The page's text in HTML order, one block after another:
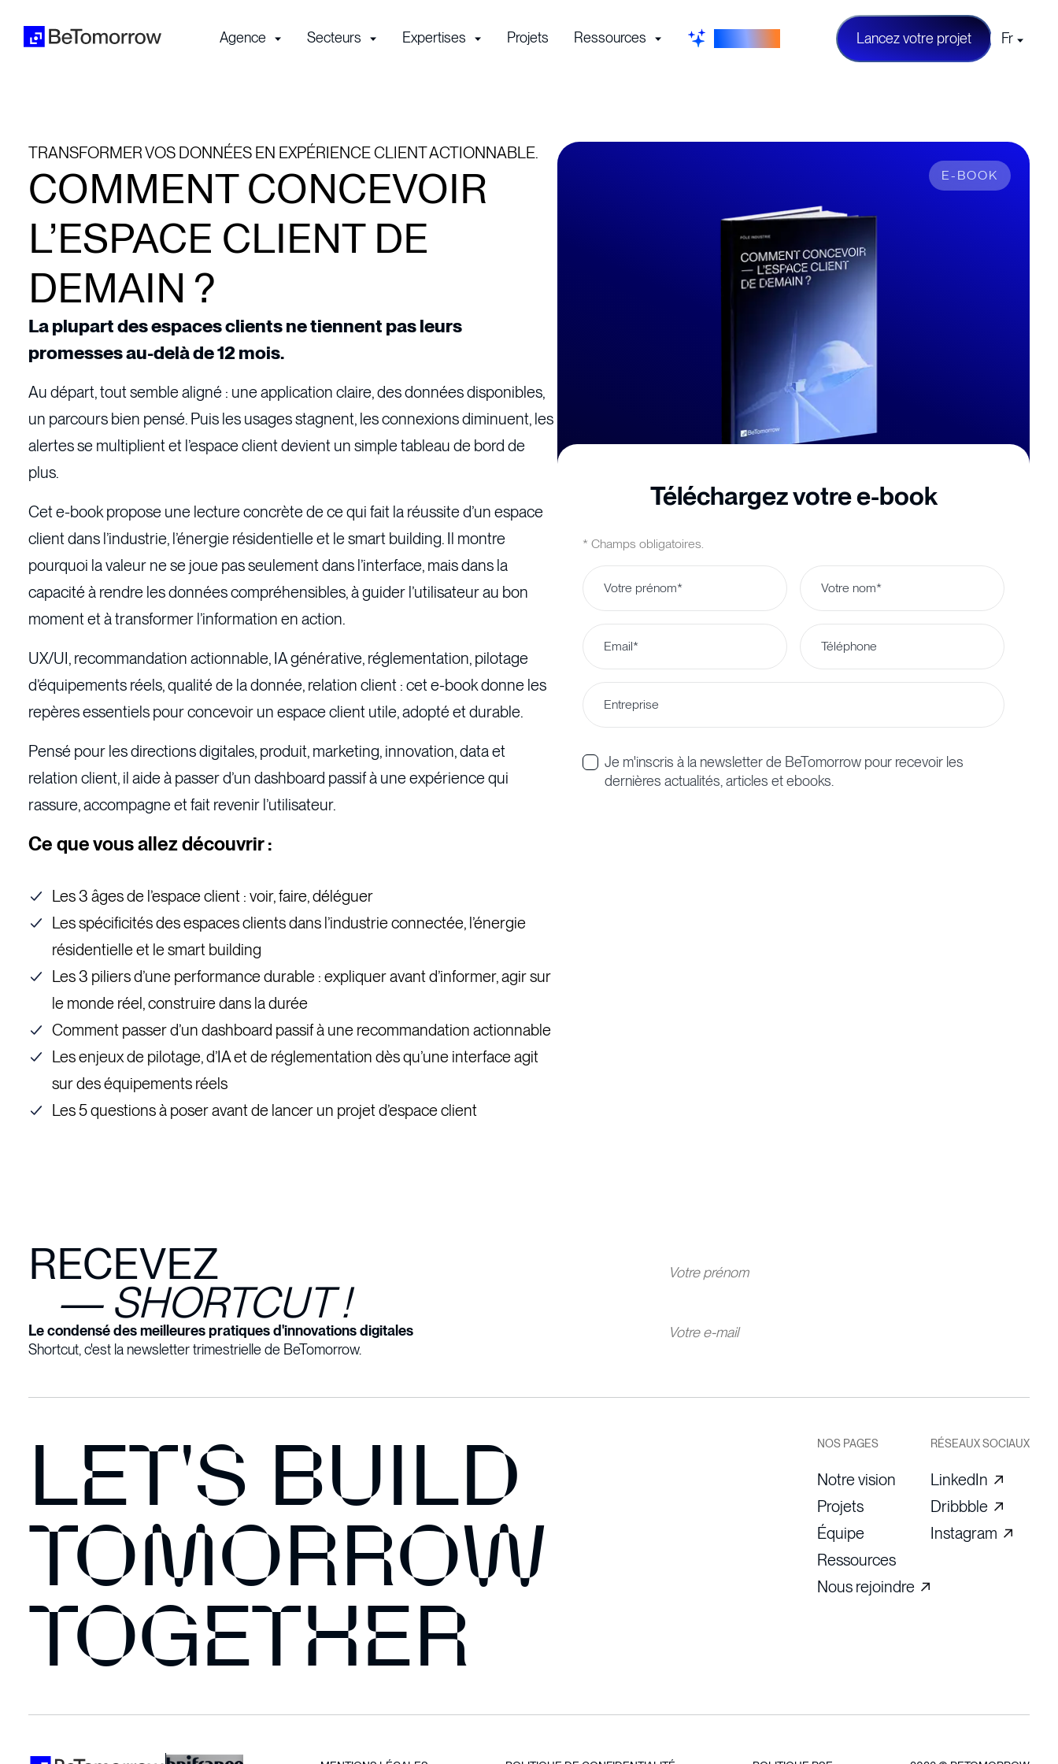
Agence Secteurs Expertises Projets Ressources Lancezvotreprojet Fr
TRANSFORMER VOS DONNÉES EN EXPÉRIENCE CLIENT ACTIONNABLE.
COMMENT CONCEVOIR
L’ESPACE CLIENT DE
DEMAIN ?
La plupart des espaces clients ne tiennent pas leurs
promesses au-delà de 12 mois.
Au départ, tout semble aligné : une application claire, des données disponibles,
un parcours bien pensé. Puis les usages stagnent, les connexions diminuent, les
alertes se multiplient et l’espace client devient un simple tableau de bord de
plus.
Cet e-book propose une lecture concrète de ce qui fait la réussite d’un espace
client dans l’industrie, l’énergie résidentielle et le smart building. Il montre
pourquoi la valeur ne se joue pas seulement dans l’interface, mais dans la
capacité à rendre les données compréhensibles, à guider l’utilisateur au bon
moment et à transformer l’information en action.
UX/UI, recommandation actionnable, IA générative, réglementation, pilotage
d’équipements réels, qualité de la donnée, relation client : cet e-book donne les
repères essentiels pour concevoir un espace client utile, adopté et durable.
Pensé pour les directions digitales, produit, marketing, innovation, data et
relation client, il aide à passer d’un dashboard passif à une expérience qui
rassure, accompagne et fait revenir l’utilisateur.
Ce que vous allez découvrir :
Les 3 âges de l’espace client : voir, faire, déléguer
Les spécificités des espaces clients dans l’industrie connectée, l’énergie
résidentielle et le smart building
Les 3 piliers d’une performance durable : expliquer avant d’informer, agir sur
le monde réel, construire dans la durée
Comment passer d’un dashboard passif à une recommandation actionnable
Les enjeux de pilotage, d’IA et de réglementation dès qu’une interface agit
sur des équipements réels
Les 5 questions à poser avant de lancer un projet d’espace client
E-BOOK
Téléchargez votre e-book
* Champs obligatoires.
Je m'inscris à la newsletter de BeTomorrow pour recevoir les
dernières actualités, articles et ebooks.
RECEVEZ
— SHORTCUT !
Le condensé des meilleures pratiques d'innovations digitales
Shortcut, c'est la newsletter trimestrielle de BeTomorrow.
LET'S BUILD
TOMORROW
TOGETHER
NOS PAGES
Notre vision
Projets
Équipe
Ressources
Nous rejoindre
RÉSEAUX SOCIAUX
LinkedIn
Dribbble
Instagram